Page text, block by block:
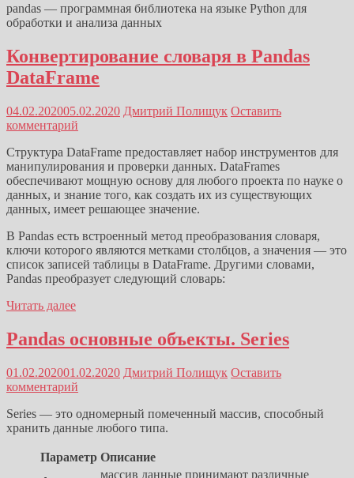
pandas — программная библиотека на языке Python для
обработки и анализа данных
Конвертирование словаря в Pandas
DataFrame
04.02.202005.02.2020 Дмитрий Полищук Оставить
комментарий
Структура DataFrame предоставляет набор инструментов для
манипулирования и проверки данных. DataFrames
обеспечивают мощную основу для любого проекта по науке о
данных, и знание того, как создать их из существующих
данных, имеет решающее значение.
В Pandas есть встроенный метод преобразования словаря,
ключи которого являются метками столбцов, а значения — это
список записей таблицы в DataFrame. Другими словами,
Pandas преобразует следующий словарь:
Читать далее
Pandas основные объекты. Series
01.02.202001.02.2020 Дмитрий Полищук Оставить
комментарий
Series — это одномерный помеченный массив, способный
хранить данные любого типа.
Параметр Описание
массив данные принимают различные